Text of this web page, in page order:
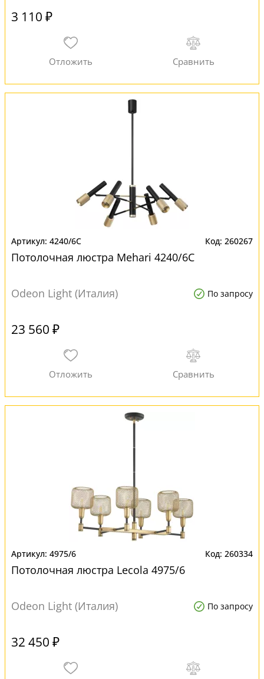
3 110 ₽
4240/6C 260267
Потолочная люстра Mehari 4240/6C
Odeon Light (Италия) По запросу
23 560 ₽
4975/6 260334
Потолочная люстра Lecola 4975/6
Odeon Light (Италия) По запросу
32 450 ₽